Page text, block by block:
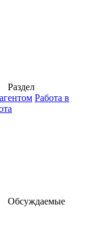
Раздел
Работа в
Обсуждаемые